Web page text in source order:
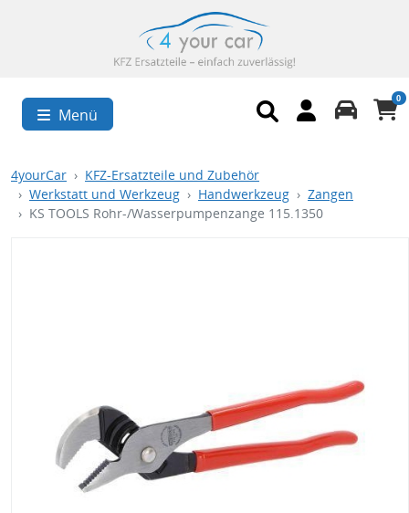
Menü
0
4yourCar
KFZ-Ersatzteile und Zubehör
Werkstatt und Werkzeug
Handwerkzeug
Zangen
KS TOOLS Rohr-/Wasserpumpenzange 115.1350